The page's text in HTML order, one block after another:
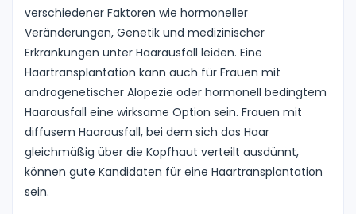
verschiedener Faktoren wie hormoneller
Veränderungen, Genetik und medizinischer
Erkrankungen unter Haarausfall leiden. Eine
Haartransplantation kann auch für Frauen mit
androgenetischer Alopezie oder hormonell bedingtem
Haarausfall eine wirksame Option sein. Frauen mit
diffusem Haarausfall, bei dem sich das Haar
gleichmäßig über die Kopfhaut verteilt ausdünnt,
können gute Kandidaten für eine Haartransplantation
sein.